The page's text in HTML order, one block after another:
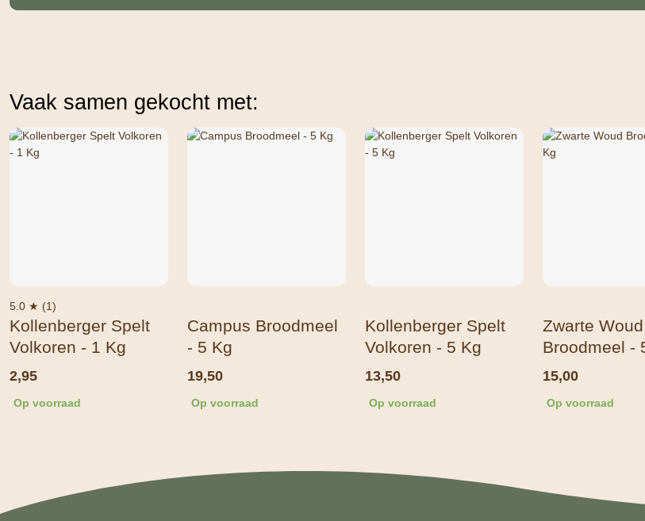
Vaak samen gekocht met:
5.0 ★ (1)
Kollenberger Spelt
Volkoren - 1 Kg
2,95
Op voorraad
Campus Broodmeel
- 5 Kg
19,50
Op voorraad
Kollenberger Spelt
Volkoren - 5 Kg
13,50
Op voorraad
Zwarte Woud
Broodmeel -
15,00
Op voorraad